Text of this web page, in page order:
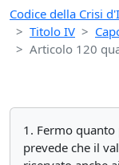
Codice della Crisi
Titolo IV
Articolo 120
1. Fermo
prevede che il